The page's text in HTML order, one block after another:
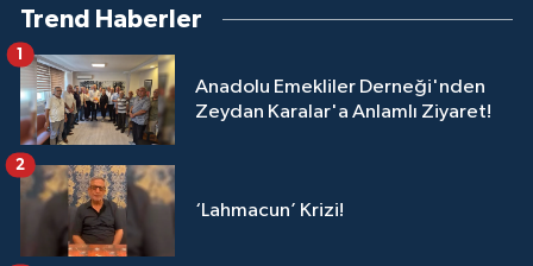
Trend Haberler
Anadolu Emekliler Derneği'nden
Zeydan Karalar'a Anlamlı Ziyaret!
1
‘Lahmacun’ Krizi!
2